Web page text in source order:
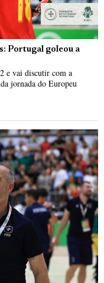
Portugal goleou a
e vai discutir com a
jornada do Europeu